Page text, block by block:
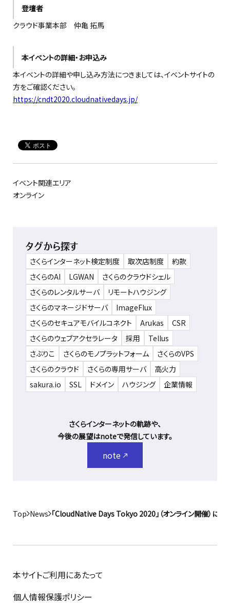
登壇者
クラウド事業本部 仲亀 拓馬
本イベントの詳細・お申込み
本イベントの詳細や申し込み方法につきましては、イベントサイトの
方をご確認ください。
https://cndt2020.cloudnativedays.jp/
イベント関連エリア
オンライン
タグから探す
さくらインターネット検定制度 取次店制度
約款
さくらのAI
LGWAN
さくらのクラウドシェル
さくらのレンタルサーバ
リモートハウジング
さくらのマネージドサーバ
ImageFlux
さくらのセキュアモバイルコネクト
Arukas
CSR
さくらのウェブアクセラレータ
採用
Tellus
さぶりこ
さくらのモノプラットフォーム
さくらのVPS
さくらのクラウド
さくらの専用サーバ
高火力
sakura.io
SSL ドメイン ハウジング 企業情報
さくらインターネットの軌跡や、
今後の展望はnoteで発信しています。
note
Top News 「CloudNative Days Tokyo 2020」（オンライン開催）に
本サイトご利用にあたって
個人情報保護ポリシー